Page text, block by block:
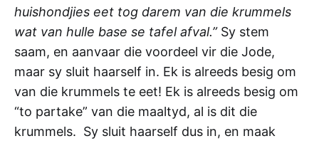
huishondjies eet tog darem van die krummels
wat van hulle base se tafel afval.” Sy stem
saam, en aanvaar die voordeel vir die Jode,
maar sy sluit haarself in. Ek is alreeds besig om
van die krummels te eet! Ek is alreeds besig om
“to partake” van die maaltyd, al is dit die
krummels. Sy sluit haarself dus in, en maak